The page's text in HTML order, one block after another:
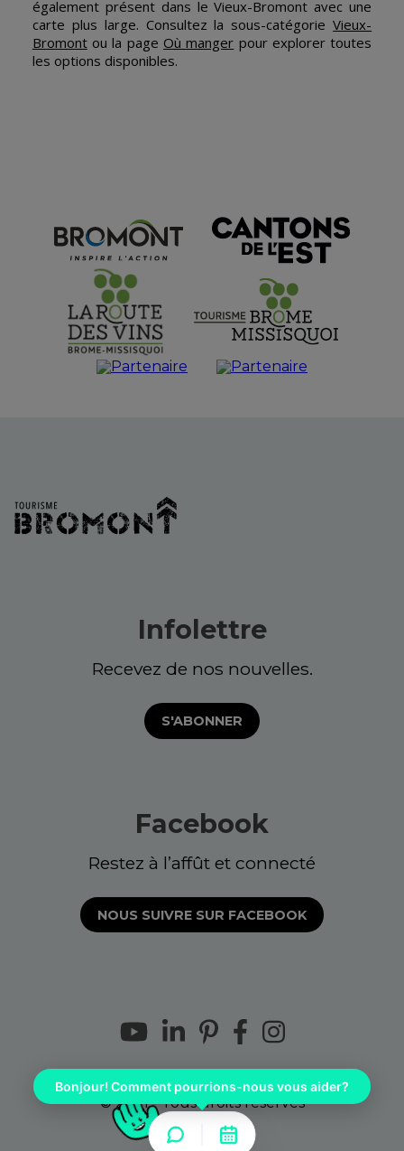
également présent dans le Vieux-Bromont avec une
carte plus large. Consultez la sous-catégorieVieux-
Bromontou la page Où manger pour explorer toutes
les options disponibles.
Infolettre
Recevez de nos nouvelles.
S'ABONNER
Facebook
Restez à l’affût et connecté
NOUS SUIVRE SUR FACEBOOK
© 2021 - Tous droits réservés
Bonjour! Comment pourrions-nous vous aider?